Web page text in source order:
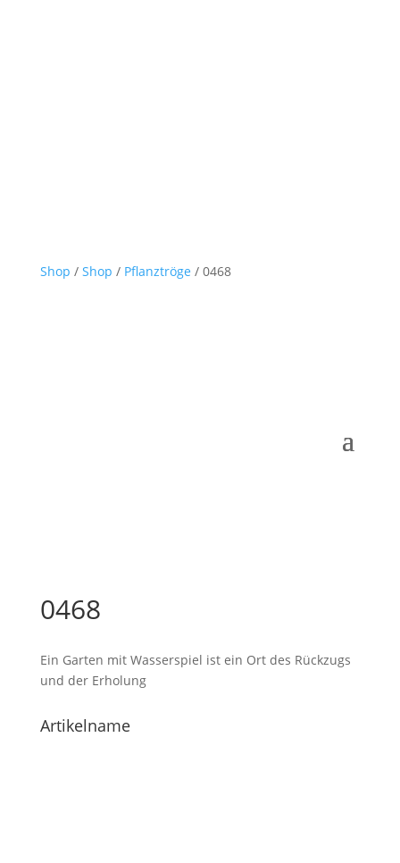
Shop / Shop / Pflanztröge / 0468
0468
Ein Garten mit Wasserspiel ist ein Ort des Rückzugs
und der Erholung
Artikelname